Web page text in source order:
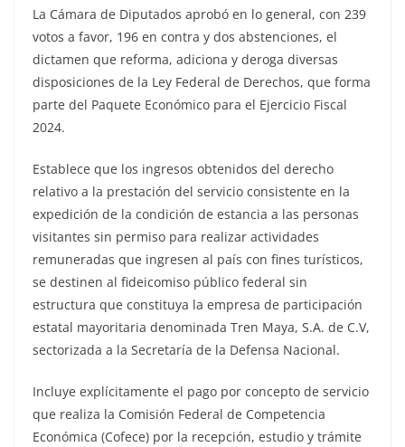
La Cámara de Diputados aprobó en lo general, con 239
votos a favor, 196 en contra y dos abstenciones, el
dictamen que reforma, adiciona y deroga diversas
disposiciones de la Ley Federal de Derechos, que forma
parte del Paquete Económico para el Ejercicio Fiscal
2024.
Establece que los ingresos obtenidos del derecho
relativo a la prestación del servicio consistente en la
expedición de la condición de estancia a las personas
visitantes sin permiso para realizar actividades
remuneradas que ingresen al país con fines turísticos,
se destinen al fideicomiso público federal sin
estructura que constituya la empresa de participación
estatal mayoritaria denominada Tren Maya, S.A. de C.V,
sectorizada a la Secretaría de la Defensa Nacional.
Incluye explícitamente el pago por concepto de servicio
que realiza la Comisión Federal de Competencia
Económica (Cofece) por la recepción, estudio y trámite